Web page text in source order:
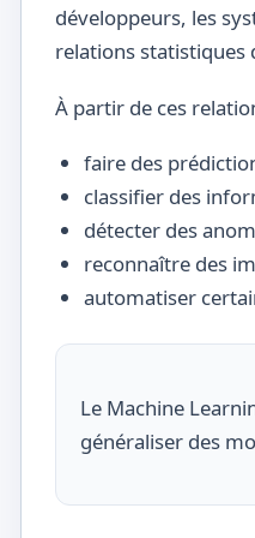
développeurs, les
relations statistiques
À partir de ces
faire des
classifier des
détecter des
reconnaître des
automatiser
Le Machine
généraliser des